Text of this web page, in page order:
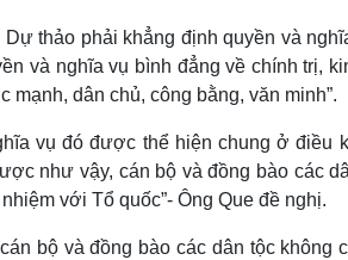
thảo phải khẳng định quyền và
và nghĩa vụ bình đẳng về chính trị,
mạnh, dân chủ, công bằng, văn minh”.
vụ đó được thể hiện chung ở điều
như vậy, cán bộ và đồng bào các
với Tổ quốc”- Ông Que đề nghị.
bộ và đồng bào các dân tộc